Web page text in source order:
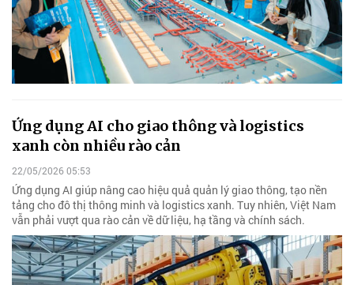
Ứng dụng AI cho giao thông và logistics
xanh còn nhiều rào cản
22/05/2026 05:53
Ứng dụng AI giúp nâng cao hiệu quả quản lý giao thông, tạo nền
tảng cho đô thị thông minh và logistics xanh. Tuy nhiên, Việt Nam
vẫn phải vượt qua rào cản về dữ liệu, hạ tầng và chính sách.